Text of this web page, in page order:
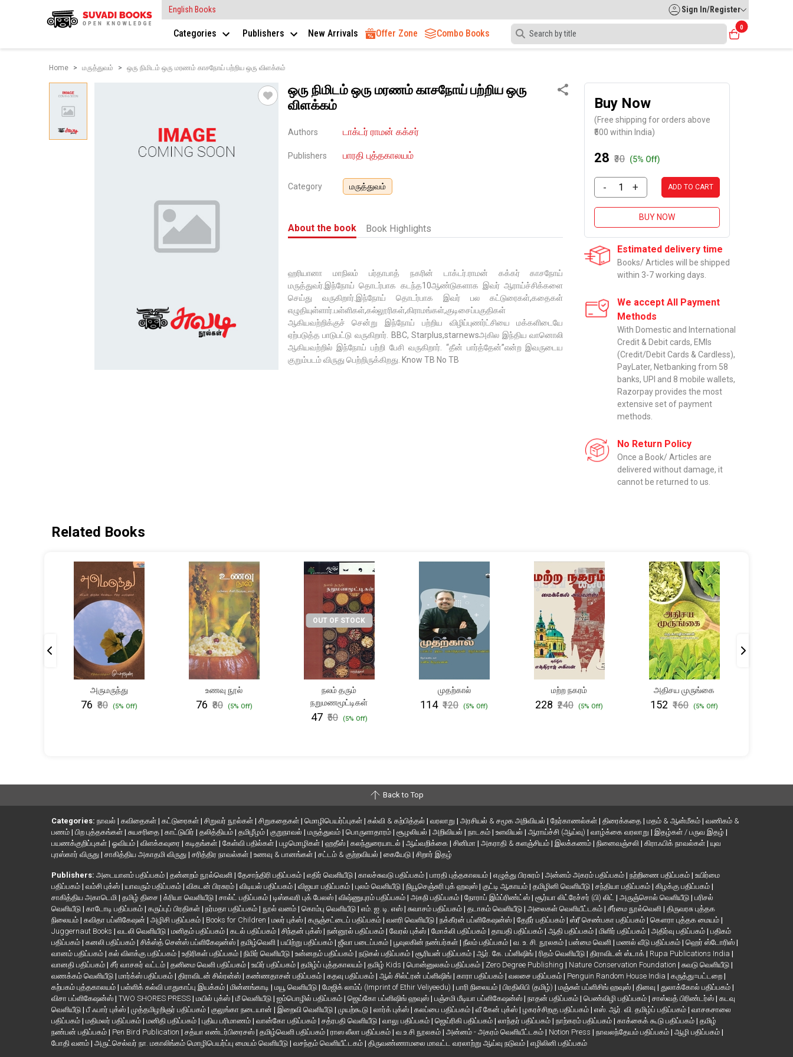
English Books Sign In/Register
Categories Publishers New Arrivals Offer Zone Combo Books
0
Home மருத்துவம் ஒரு நிமிடம் ஒரு மரணம் காசநோய் பற்றிய ஒரு விளக்கம்
ஒரு நிமிடம் ஒரு மரணம் காசநோய் பற்றிய ஒரு
விளக்கம்
Authors டாக்டர் ராமன் கக்சர்
Publishers பாரதி புத்தகாலயம்
Category மருத்துவம்
About the book Book Highlights
ஹரியானா மாநிலம் பர்தாபாத் நகரின் டாக்டர்.ராமன் கக்கர் காசநோய்
மருத்துவர்.இந்நோய் தொடர்பாக கடந்த10ஆண்டுகளாக இவர் ஆராய்ச்சிக்களை
செய்து வருகிறார்.இந்நோய் தொடர்பாக இவர் பல கட்டுரைகள்,கதைகள்
எழுதியுள்ளார்.பள்ளிகள்,கல்லூரிகள்,கிராமங்கள்,குடிசைப்பகுதிகள்
ஆகியவற்றிக்குச் சென்று இந்நோய் பற்றிய விழிப்புணர்ட்சியை மக்களிடையே
ஏற்படுத்த பாடுபட்டு வருகிறார். BBC, Starplus,starnewsஅகில இந்திய வானொலி
ஆகியவற்றில் இந்நோய் பற்றி பேசி வருகிறார். “தீன் பார்த்தேன்”என்ற இவருடைய
குறும்படம் விருது பெற்றிருக்கிறது. Know TB No TB
Buy Now
(Free shipping for orders above
₹500 within India)
₹28 ₹30 (5% Off)
- + ADD TO CART
BUY NOW
Estimated delivery time
Books/ Articles will be shipped
within 3-7 working days.
We accept All Payment
Methods
With Domestic and International
Credit & Debit cards, EMIs
(Credit/Debit Cards & Cardless),
PayLater, Netbanking from 58
banks, UPI and 8 mobile wallets,
Razorpay provides the most
extensive set of payment
methods.
No Return Policy
Once a Book/ Articles are
delivered without damage, it
cannot be returned to us.
Related Books
அருமருந்து
₹76 ₹80 (5% Off)
உணவு நூல்
₹76 ₹80 (5% Off)
OUT OF STOCK
நலம் தரும்
நறுமணமூட்டிகள்
₹47 ₹50 (5% Off)
முதற்கால்
₹114 ₹120 (5% Off)
மற்ற நகரம்
₹228 ₹240 (5% Off)
அதிசய முருங்கை
₹152 ₹160 (5% Off)
Back to Top
Categories: நாவல் | கவிதைகள் | கட்டுரைகள் | சிறுவர் நூல்கள் | சிறுகதைகள் | மொழிபெயர்ப்புகள் | கல்வி & கற்பித்தல் | வரலாறு | அரசியல் & சமூக அறிவியல் | நேர்காணல்கள் | திரைக்கதை | மதம் & ஆன்மீகம் | வணிகம் &
பணம் | பிற புத்தகங்கள் | சுயசரிதை | காட்டுயிர் | தலித்தியம் | தமிழீழம் | குறுநாவல் | மருத்துவம் | பொருளாதாரம் | சூழலியல் | அறிவியல் | நாடகம் | உளவியல் | ஆராய்ச்சி (ஆய்வு) | வாழ்க்கை வரலாறு | இதழ்கள் / பருவ இதழ் |
பயணக்குறிப்புகள் | ஓவியம் | விளக்கவுரை | கடிதங்கள் | கேள்வி பதில்கள் | பழமொழிகள் | ஹதீஸ் | கலந்துரையாடல் | ஆய்வறிக்கை | சினிமா | அகராதி & களஞ்சியம் | இலக்கணம் | நினைவஞ்சலி | கிராஃபிக் நாவல்கள் | யுவ
புரஸ்கார் விருது | சாகித்திய அகாதமி விருது | சரித்திர நாவல்கள் | உணவு & பானங்கள் | சட்டம் & குற்றவியல் | கையேடு | சிறார் இதழ்
Publishers: அடையாளம் பதிப்பகம் | தன்னறம் நூல்வெளி | தேசாந்திரி பதிப்பகம் | எதிர் வெளியீடு | காலச்சுவடு பதிப்பகம் | பாரதி புத்தகாலயம் | எழுத்து பிரசுரம் | அன்னம் அகரம் பதிப்பகம் | நற்றிணை பதிப்பகம் | உயிர்மை
பதிப்பகம் | வம்சி புக்ஸ் | யாவரும் பதிப்பகம் | விகடன் பிரசுரம் | விடியல் பதிப்பகம் | விஜயா பதிப்பகம் | புலம் வெளியீடு | நியூசெஞ்சுரி புக் ஹவுஸ் | குட்டி ஆகாயம் | தமிழினி வெளியீடு | சந்தியா பதிப்பகம் | கிழக்கு பதிப்பகம் |
சாகித்திய அகாடெமி | தமிழ் திசை | க்ரியா வெளியீடு | சால்ட் பதிப்பகம் | டிஸ்கவரி புக் பேலஸ் | விஷ்ணுபுரம் பதிப்பகம் | அகநி பதிப்பகம் | நோராப் இம்ப்ரிண்ட்ஸ் | சூர்யா லிட்ரேச்சர் (பி) லிட் | அருஞ்சொல் வெளியீடு | பரிசல்
வெளியீடு | காடோடி பதிப்பகம் | கருப்புப் பிரதிகள் | நர்மதா பதிப்பகம் | நூல் வனம் | கொம்பு வெளியீடு | எம். ஐ. டி. எஸ் | சுவாசம் பதிப்பகம் | தடாகம் வெளியீடு | அலைகள் வெளியீட்டகம் | சீர்மை நூல்வெளி | திருவரசு புத்தக
நிலையம் | கவிதா பப்ளிகேஷன் | அழிசி பதிப்பகம் | Books for Children | மலர் புக்ஸ் | கருஞ்சட்டைப் பதிப்பகம் | வளரி வெளியீடு | நக்கீரன் பப்ளிகேஷன்ஸ் | தேநீர் பதிப்பகம் | ஸ்ரீ செண்பகா பதிப்பகம் | கௌரா புத்தக மையம் |
Juggernaut Books | வடலி வெளியீடு | மனிதம் பதிப்பகம் | கடல் பதிப்பகம் | சிந்தன் புக்ஸ் | நன்னூல் பதிப்பகம் | வேரல் புக்ஸ் | மோக்லி பதிப்பகம் | தாயதி பதிப்பகம் | ஆதி பதிப்பகம் | மிளிர் பதிப்பகம் | அதிர்வு பதிப்பகம் | பதிகம்
பதிப்பகம் | கனலி பதிப்பகம் | சிக்ஸ்த் சென்ஸ் பப்ளிகேஷன்ஸ் | தமிழ்வெளி | பயிற்று பதிப்பகம் | ஜீவா படைப்பகம் | பூவுலகின் நண்பர்கள் | நீலம் பதிப்பகம் | வ. உ. சி. நூலகம் | பன்மை வெளி | மணல் வீடு பதிப்பகம் | ஹெர் ஸ்டோரிஸ் |
வானம் பதிப்பகம் | கல் விளக்கு பதிப்பகம் | உதிரிகள் பதிப்பகம் | நிமிர் வெளியீடு | உன்னதம் பதிப்பகம் | நடுகல் பதிப்பகம் | சூரியன் பதிப்பகம் | ஆர். கே. பப்ளிஷிங் | ரிதம் வெளியீடு | திராவிடன் ஸ்டாக் | Rupa Publications India |
வானதி பதிப்பகம் | சீர் வாசகர் வட்டம் | தனிமை வெளி பதிப்பகம் | உயிர் பதிப்பகம் | தமிழ்ப் புத்தகாலயம் | தமிழ் Kids | பொன்னுலகம் பதிப்பகம் | Zero Degree Publishing | Nature Conservation Foundation | சுவடு வெளியீடு |
வணக்கம் வெளியீடு | மார்க்ஸ் பதிப்பகம் | திராவிடன் சில்ரன்ஸ் | கண்ணதாசன் பதிப்பகம் | கதவு பதிப்பகம் | ஆல் சில்ட்ரன் பப்ளிஷிங் | காரா பதிப்பகம் | வலசை பதிப்பகம் | Penguin Random House India | கருத்து=பட்டறை |
கற்பகம் புத்தகாலயம் | பள்ளிக் கல்வி பாதுகாப்பு இயக்கம் | மின்னங்காடி | மயூ வெளியீடு | மேஜிக் லாம்ப் (Imprint of Ethir Veliyeedu) | பாரி நிலையம் | பிரதிலிபி (தமிழ்) | மஞ்சுள் பப்ளிசிங் ஹவுஸ் | தினவு | துலாக்கோல் பதிப்பகம் |
விசா பப்ளிகேஷன்ஸ் | TWO SHORES PRESS | மயில் புக்ஸ் | மீ வெளியீடு | ஐம்பொழில் பதிப்பகம் | ஜெய்கோ பப்ளிஷிங் ஹவுஸ் | பஞ்சமி மீடியா பப்ளிகேஷன்ஸ் | நாதன் பதிப்பகம் | பெண்விழி பதிப்பகம் | சாஸ்வத் பிரிண்டர்ஸ் | கடவு
வெளியீடு | பீ ஃபார் புக்ஸ் | முத்தமிழறிஞர் பதிப்பகம் | குலுங்கா நடையான் | இறைவி வெளியீடு | முயற்கூடு | லார்க் புக்ஸ் | கலப்பை பதிப்பகம் | வீ கேன் புக்ஸ் | ழகரச்சிறகு பதிப்பகம் | எஸ். ஆர். வி. தமிழ்ப் பதிப்பகம் | வாசகசாலை
பதிப்பகம் | மதிமலர் பதிப்பகம் | மனிதி பதிப்பகம் | புதிய பரிமாணம் | வான்கோ பதிப்பகம் | சத்ரபதி வெளியீடு | வாலு பதிப்பகம் | ஜெய்ரிகி பதிப்பகம் | லாந்தர் பதிப்பகம் | நாற்கரம் பதிப்பகம் | காக்கைக் கூடு பதிப்பகம் | தமிழ்
நண்பன் பதிப்பகம் | Pen Bird Publication | சத்யா எண்டர்பிரைசஸ் | தமிழ்வெளி பதிப்பகம் | ராஸ லீலா பதிப்பகம் | வ.உ.சி நூலகம் | அன்னம் - அகரம் வெளியீட்டகம் | Notion Press | நாவலந்தேயம் பதிப்பகம் | ஆழி பதிப்பகம் |
போதி வனம் | அருட்செல்வர் நா. மகாலிங்கம் மொழிபெயர்ப்பு மையம் வெளியீடு | வசந்தம் வெளியீட்டகம் | திருவண்ணாமலை மாவட்ட வரலாற்று ஆய்வு நடுவம் | எழிலினி பதிப்பகம்